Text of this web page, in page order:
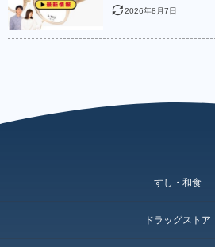
2026年8月7日
すし・和食
ドラッグストア